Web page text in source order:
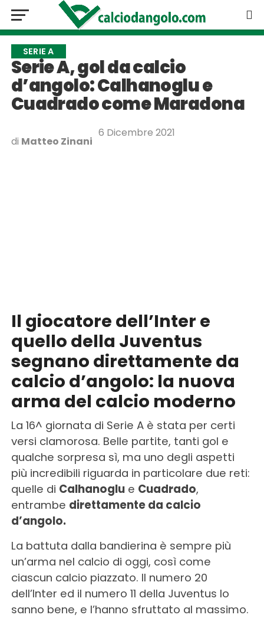
SERIE A
Serie A, gol da calcio
d’angolo: Calhanoglu e
Cuadrado come Maradona
di Matteo Zinani
6 Dicembre 2021
Il giocatore dell’Inter e
quello della Juventus
segnano direttamente da
calcio d’angolo: la nuova
arma del calcio moderno
La 16^ giornata di Serie A è stata per certi
versi clamorosa. Belle partite, tanti gol e
qualche sorpresa sì, ma uno degli aspetti
più incredibili riguarda in particolare due reti:
quelle di Calhanoglue Cuadrado,
entrambe direttamente da calcio
d’angolo.
La battuta dalla bandierina è sempre più
un’arma nel calcio di oggi, così come
ciascun calcio piazzato. Il numero 20
dell’Inter ed il numero 11 della Juventus lo
sanno bene, e l’hanno sfruttato al massimo.